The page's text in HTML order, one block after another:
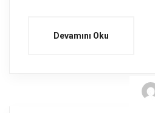
Devamını Oku